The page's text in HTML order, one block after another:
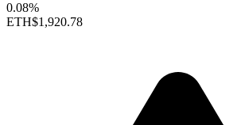
0.08%
ETH$1,920.78